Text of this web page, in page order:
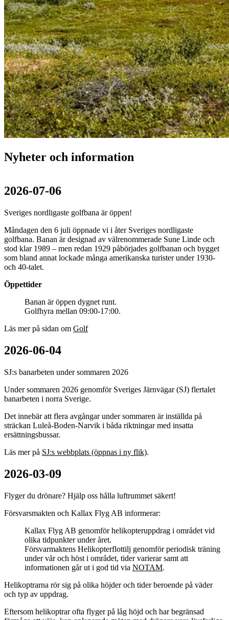
Nyheter och information
2026-07-06
Sveriges nordligaste golfbana är öppen!
Måndagen den 6 juli öppnade vi i åter Sveriges nordligaste
golfbana. Banan är designad av välrenommerade Sune Linde och
stod klar 1989 – men redan 1929 påbörjades golfbanan och bygget
som bland annat lockade många amerikanska turister under 1930-
och 40-talet.
Öppettider
Banan är öppen dygnet runt.
Golfhyra mellan 09:00-17:00.
Läs mer på sidan om Golf
2026-06-04
SJ:s banarbeten under sommaren 2026
Under sommaren 2026 genomför Sveriges Järnvägar (SJ) flertalet
banarbeten i norra Sverige.
Det innebär att flera avgångar under sommaren är inställda på
sträckan Luleå-Boden-Narvik i båda riktningar med insatta
ersättningsbussar.
Läs mer på SJ:s webbplats (öppnas i ny flik).
2026-03-09
Flyger du drönare? Hjälp oss hålla luftrummet säkert!
Försvarsmakten och Kallax Flyg AB informerar:
Kallax Flyg AB genomför helikopteruppdrag i området vid
olika tidpunkter under året.
Försvarmaktens Helikopterflottilj genomför periodisk träning
under vår och höst i området, tider varierar samt att
informationen går ut i god tid via NOTAM.
Helikoptrarna rör sig på olika höjder och tider beroende på väder
och typ av uppdrag.
Eftersom helikoptrar ofta flyger på låg höjd och har begränsad